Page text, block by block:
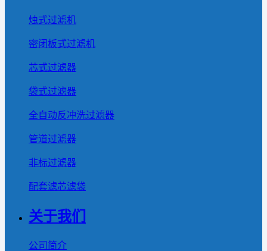
烛式过滤机
密闭板式过滤机
芯式过滤器
袋式过滤器
全自动反冲洗过滤器
管道过滤器
非标过滤器
配套滤芯滤袋
关于我们
公司简介